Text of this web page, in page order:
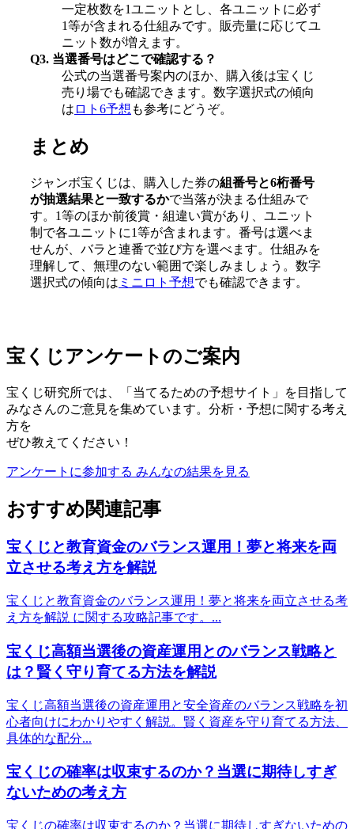
一定枚数を1ユニットとし、各ユニットに必ず
1等が含まれる仕組みです。販売量に応じてユ
ニット数が増えます。
Q3. 当選番号はどこで確認する？
公式の当選番号案内のほか、購入後は宝くじ
売り場でも確認できます。数字選択式の傾向
は ロト6予想 も参考にどうぞ。
まとめ
ジャンボ宝くじは、購入した券の組番号と6桁番号
が抽選結果と一致するかで当落が決まる仕組みで
す。1等のほか前後賞・組違い賞があり、ユニット
制で各ユニットに1等が含まれます。番号は選べま
せんが、バラと連番で並び方を選べます。仕組みを
理解して、無理のない範囲で楽しみましょう。数字
選択式の傾向は ミニロト予想でも確認できます。
宝くじアンケートのご案内
宝くじ研究所では、「当てるための予想サイト」を目指して
みなさんのご意見を集めています。分析・予想に関する考え
方を
ぜひ教えてください！
アンケートに参加する みんなの結果を見る
おすすめ関連記事
宝くじと教育資金のバランス運用！夢と将来を両
立させる考え方を解説
宝くじと教育資金のバランス運用！夢と将来を両立させる考
え方を解説 に関する攻略記事です。...
宝くじ高額当選後の資産運用とのバランス戦略と
は？賢く守り育てる方法を解説
宝くじ高額当選後の資産運用と安全資産のバランス戦略を初
心者向けにわかりやすく解説。賢く資産を守り育てる方法、
具体的な配分...
宝くじの確率は収束するのか？当選に期待しすぎ
ないための考え方
宝くじの確率は収束するのか？当選に期待しすぎないための